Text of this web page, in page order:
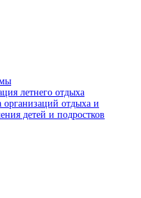
летнего отдыха
организаций отдыха и
детей и подростков